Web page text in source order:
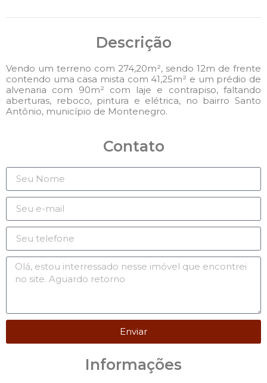
Descrição
Vendo um terreno com 274,20m², sendo 12m de frente
contendo uma casa mista com 41,25m² e um prédio de
alvenaria com 90m² com laje e contrapiso, faltando
aberturas, reboco, pintura e elétrica, no bairro Santo
Antônio, município de Montenegro.
Contato
Enviar
Informações